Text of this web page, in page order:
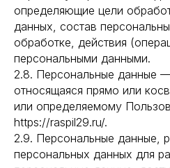
определяющие цели
данных, состав
обработке, действия
персональными данными.
2.8. Персональные данные
относящаяся прямо или
или определяемому
https://raspil29.ru/.
2.9. Персональные данные,
персональных данных для